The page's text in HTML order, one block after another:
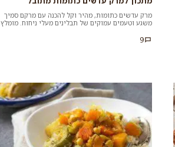
מרק עדשים כתומות, מהיר וקל להכנה עם מרקם סמיך
משגע וטעמים עמוקים של תבלינים מעלי ניחוח. מומלץ
9